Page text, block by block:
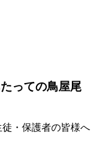
っての鳥屋尾
・保護者の皆様へ